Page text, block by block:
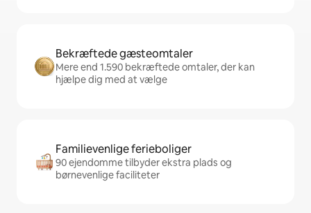
Bekræftede gæsteomtaler
Mere end 1.590 bekræftede omtaler, der kan
hjælpe dig med at vælge
Familievenlige ferieboliger
90 ejendomme tilbyder ekstra plads og
børnevenlige faciliteter